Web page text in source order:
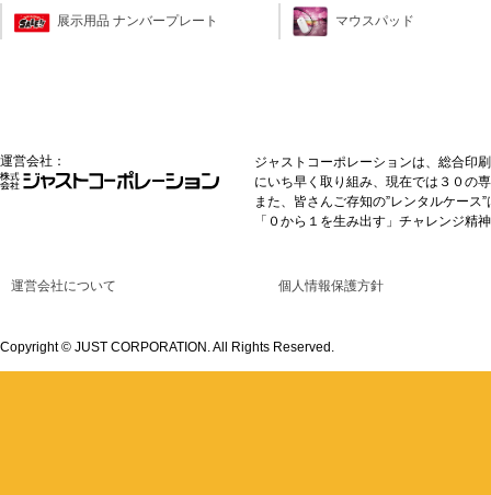
展示用品 ナンバープレート マウスパッド
運営会社：
ジャストコーポレーションは、総合印
にいち早く取り組み、現在では３０の
また、皆さんご存知の”レンタルケー
「０から１を生み出す」チャレンジ精
運営会社について 個人情報保護方針
Copyright © JUST CORPORATION. All Rights Reserved.